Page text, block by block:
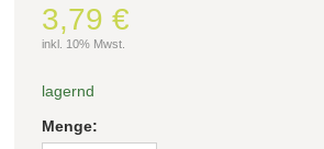
3,79 €
inkl. 10% Mwst.
lagernd
Menge: